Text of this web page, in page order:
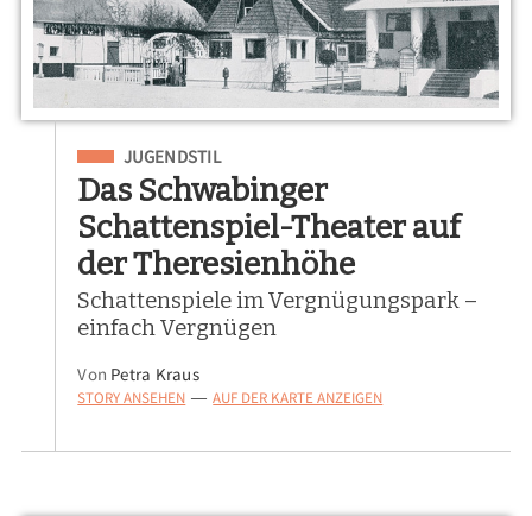
Eingeordnet unter
JUGENDSTIL
Das Schwabinger
Schattenspiel-Theater auf
der Theresienhöhe
Schattenspiele im Vergnügungspark –
einfach Vergnügen
Von Petra Kraus
STORY ANSEHEN — AUF DER KARTE ANZEIGEN